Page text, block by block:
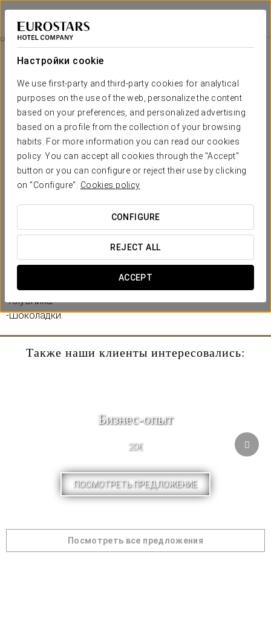
Настройки cookie
We use first-party and third-party cookies for analytical
purposes on the use of the web, personalize the content
based on your preferences, and personalized advertising
based on a profile from the collection of your browsing
habits. For more information you can read our cookies
policy. You can accept all cookies through the "Accept"
button or you can configure or reject their use by clicking
on "Configure". Cookies policy
CONFIGURE
REJECT ALL
ACCEPT
Eurostars Universal Lisboa
ЛИССАБОН
Pомантический Опыт
30€
Pомантический опыт
Наслаждайтесь романтическими впечатлениями в
нашем отеле с этой акцией.
-Бутылка кавы.
-Клубника.
-Шоколадки.
Также наши клиенты интересовались:
Бизнес-опыт
20€
ПОСМОТРЕТЬ ПРЕДЛОЖЕНИЕ
Посмотреть все предложения